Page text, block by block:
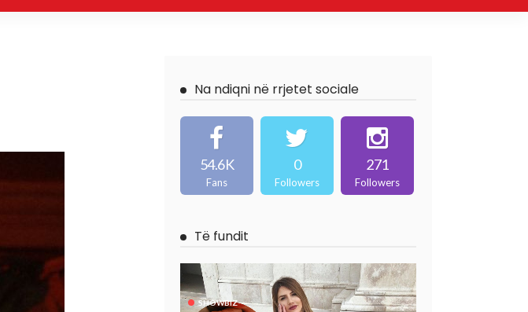
Na ndiqni në rrjetet sociale
54.6K
Fans
0
Followers
271
Followers
Të fundit
SHOWBIZ